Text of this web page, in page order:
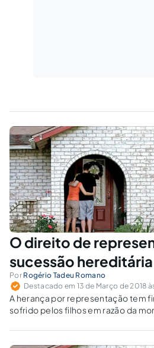
O direito de
sucessão hereditária
Por Rogério Tadeu Romano
Destacado em 13 de Março de 2018
A herança por representação tem
sofrido pelos filhos em razão da
participar da herança dos avós ou